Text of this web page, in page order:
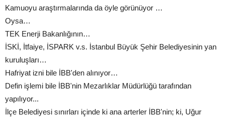
Kamuoyu araştırmalarında da öyle görünüyor …
Oysa…
TEK Enerji Bakanlığının…
İSKİ, İtfaiye, İSPARK v.s. İstanbul Büyük Şehir Belediyesinin yan
kuruluşları…
Hafriyat izni bile İBB'den alınıyor…
Defin işlemi bile İBB'nin Mezarlıklar Müdürlüğü tarafından
yapılıyor...
İlçe Belediyesi sınırları içinde ki ana arterler İBB'nin; ki, Uğur